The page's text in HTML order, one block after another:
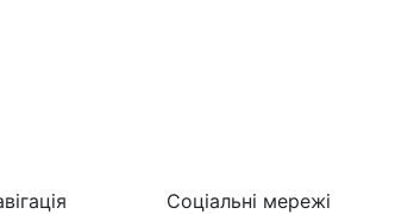
Соціальні мережі